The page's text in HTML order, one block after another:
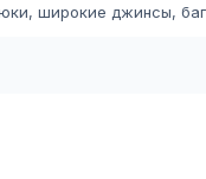
широкие джинсы,